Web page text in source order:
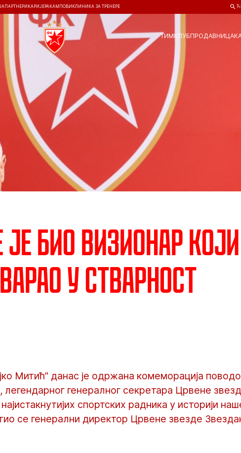
ПАРТНЕРИ КАРИЈЕРА КАМПОВИ КЛИНИКА ЗА ТРЕНЕРЕ
ТИМКЛУБПРОДАВНИЦА
био визионар који
у стварност
Митић” данас је одржана комеморација
генералног секретара Црвене
спортских радника у историји
се генерални директор Црвене звезде